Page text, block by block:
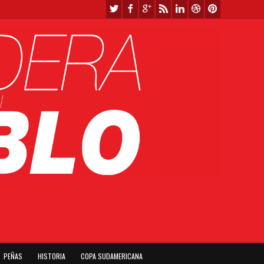
PEÑAS HISTORIA COPA SUDAMERICANA